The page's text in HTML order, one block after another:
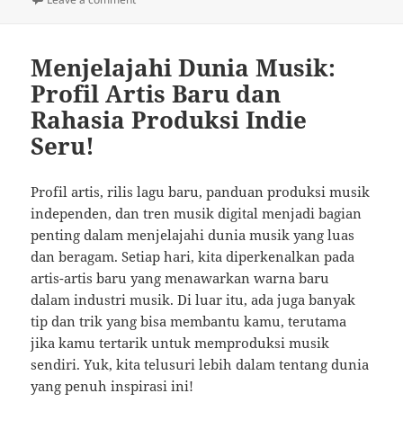
Menjelajahi Dunia Musik:
Profil Artis Baru dan
Rahasia Produksi Indie
Seru!
Profil artis, rilis lagu baru, panduan produksi musik
independen, dan tren musik digital menjadi bagian
penting dalam menjelajahi dunia musik yang luas
dan beragam. Setiap hari, kita diperkenalkan pada
artis-artis baru yang menawarkan warna baru
dalam industri musik. Di luar itu, ada juga banyak
tip dan trik yang bisa membantu kamu, terutama
jika kamu tertarik untuk memproduksi musik
sendiri. Yuk, kita telusuri lebih dalam tentang dunia
yang penuh inspirasi ini!